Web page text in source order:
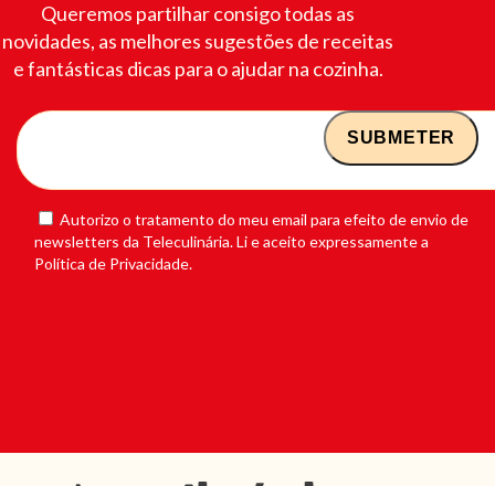
Queremos partilhar consigo todas as
novidades, as melhores sugestões de receitas
e fantásticas dicas para o ajudar na cozinha.
Autorizo o tratamento do meu email para efeito de envio de
newsletters da Teleculinária. Li e aceito expressamente a
Política de Privacidade.